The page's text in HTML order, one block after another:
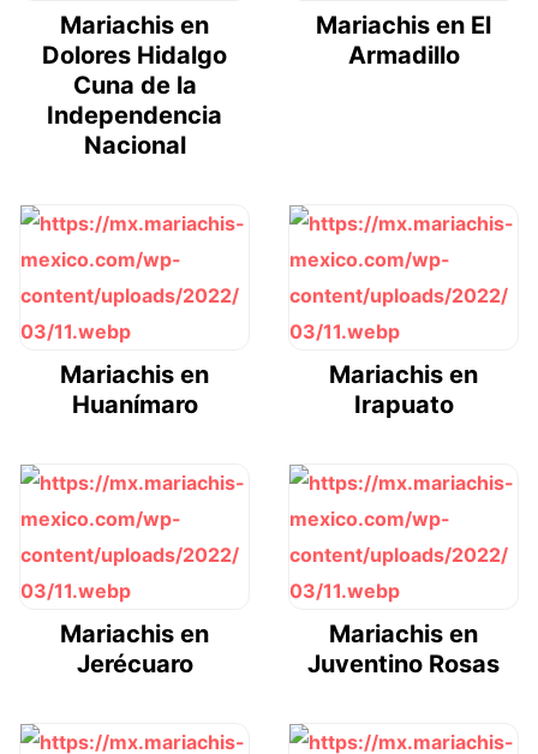
Mariachis en
Dolores Hidalgo
Cuna de la
Independencia
Nacional
Mariachis en El
Armadillo
Mariachis en
Huanímaro
Mariachis en
Irapuato
Mariachis en
Jerécuaro
Mariachis en
Juventino Rosas